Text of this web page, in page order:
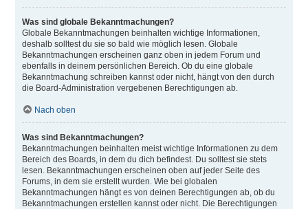
Was sind globale Bekanntmachungen?
Globale Bekanntmachungen beinhalten wichtige Informationen,
deshalb solltest du sie so bald wie möglich lesen. Globale
Bekanntmachungen erscheinen ganz oben in jedem Forum und
ebenfalls in deinem persönlichen Bereich. Ob du eine globale
Bekanntmachung schreiben kannst oder nicht, hängt von den durch
die Board-Administration vergebenen Berechtigungen ab.
Nach oben
Was sind Bekanntmachungen?
Bekanntmachungen beinhalten meist wichtige Informationen zu dem
Bereich des Boards, in dem du dich befindest. Du solltest sie stets
lesen. Bekanntmachungen erscheinen oben auf jeder Seite des
Forums, in dem sie erstellt wurden. Wie bei globalen
Bekanntmachungen hängt es von deinen Berechtigungen ab, ob du
Bekanntmachungen erstellen kannst oder nicht. Die Berechtigungen